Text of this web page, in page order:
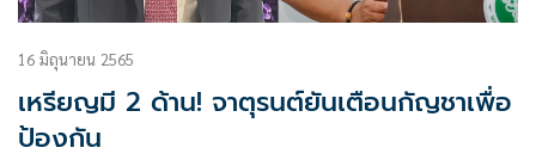
16 มิถุนายน 2565
เหรียญมี 2 ด้าน! จาตุรนต์ยันเตือนกัญชาเพื่อ
ป้องกัน